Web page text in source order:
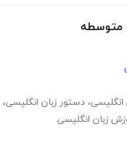
متوسطه
، دستور زبان انگلیسی،
زبان انگلیسی